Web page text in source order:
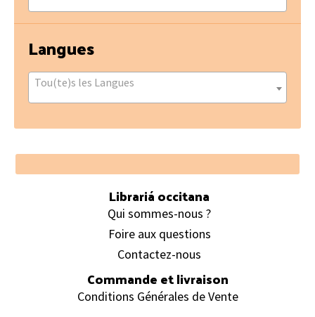
Langues
Tou(te)s les Langues
Footer
Librariá occitana
Qui sommes-nous ?
Foire aux questions
Contactez-nous
Commande et livraison
Conditions Générales de Vente